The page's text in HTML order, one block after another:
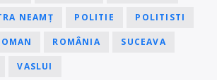
NEAMȚ POLITIE POLITISTI
ROMÂNIA SUCEAVA
VASLUI